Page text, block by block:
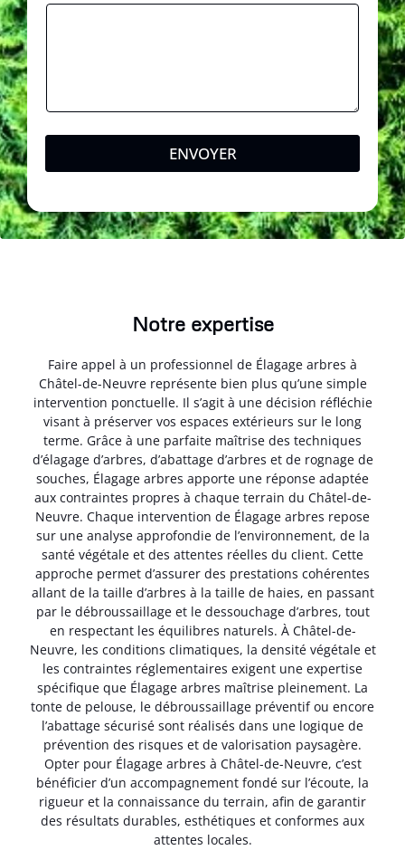
ENVOYER
Notre expertise
Faire appel à un professionnel de Élagage arbres à
Châtel-de-Neuvre représente bien plus qu’une simple
intervention ponctuelle. Il s’agit à une décision réfléchie
visant à préserver vos espaces extérieurs sur le long
terme. Grâce à une parfaite maîtrise des techniques
d’élagage d’arbres, d’abattage d’arbres et de rognage de
souches, Élagage arbres apporte une réponse adaptée
aux contraintes propres à chaque terrain du Châtel-de-
Neuvre. Chaque intervention de Élagage arbres repose
sur une analyse approfondie de l’environnement, de la
santé végétale et des attentes réelles du client. Cette
approche permet d’assurer des prestations cohérentes
allant de la taille d’arbres à la taille de haies, en passant
par le débroussaillage et le dessouchage d’arbres, tout
en respectant les équilibres naturels. À Châtel-de-
Neuvre, les conditions climatiques, la densité végétale et
les contraintes réglementaires exigent une expertise
spécifique que Élagage arbres maîtrise pleinement. La
tonte de pelouse, le débroussaillage préventif ou encore
l’abattage sécurisé sont réalisés dans une logique de
prévention des risques et de valorisation paysagère.
Opter pour Élagage arbres à Châtel-de-Neuvre, c’est
bénéficier d’un accompagnement fondé sur l’écoute, la
rigueur et la connaissance du terrain, afin de garantir
des résultats durables, esthétiques et conformes aux
attentes locales.